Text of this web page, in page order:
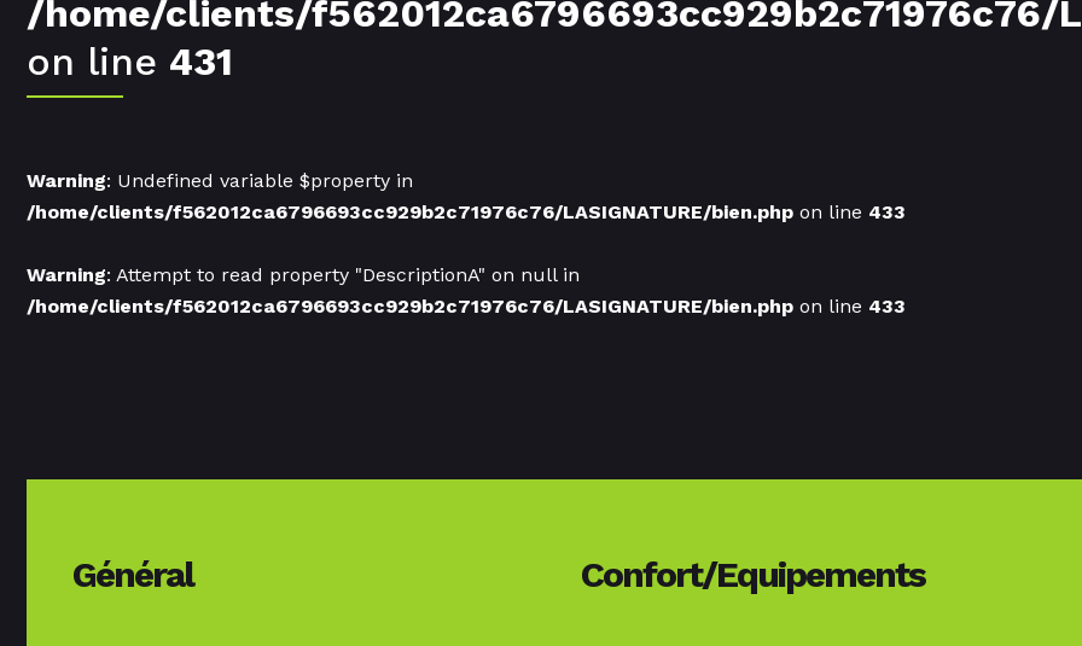
/home/clients/f562012ca6796693cc929b2c71976c76/
on line 431
Warning: Undefined variable $property in
/home/clients/f562012ca6796693cc929b2c71976c76/LASIGNATURE/bien.php on line 433
Warning: Attempt to read property "DescriptionA" on null in
/home/clients/f562012ca6796693cc929b2c71976c76/LASIGNATURE/bien.php on line 433
Général Confort/Equipements